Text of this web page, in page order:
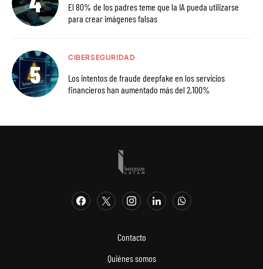
El 80% de los padres teme que la IA pueda utilizarse
para crear imágenes falsas
CIBERSEGURIDAD
Los intentos de fraude deepfake en los servicios
financieros han aumentado más del 2,100%
Contacto
Quiénes somos